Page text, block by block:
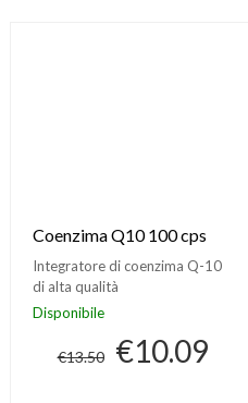
Coenzima Q10 100 cps
Integratore di coenzima Q-10
di alta qualità
Disponibile
€13.50 €10.09